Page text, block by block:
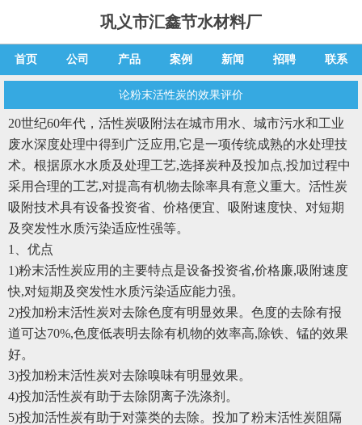
巩义市汇鑫节水材料厂
首页 公司 产品 案例 新闻 招聘 联系
论粉末活性炭的效果评价
20世纪60年代， 活性炭吸附法在城市用水、城市污水和工业
废水深度处理中得到广泛应用,它是一项传统成熟的水处理技
术。根据原水水质及处理工艺,选择炭种及投加点,投加过程中
采用合理的工艺,对提高有机物去除率具有意义重大。活性炭
吸附技术具有设备投资省、价格便宜、吸附速度快、对短期
及突发性水质污染适应性强等。
1、优点
1)粉末活性炭应用的主要特点是设备投资省,价格廉,吸附速度
快,对短期及突发性水质污染适应能力强。
2)投加粉末活性炭对去除色度有明显效果。色度的去除有报
道可达70%,色度低表明去除有机物的效率高,除铁、锰的效果
好。
3)投加粉末活性炭对去除嗅味有明显效果。
4)投加活性炭有助于去除阴离子洗涤剂。
5)投加活性炭有助于对藻类的去除。投加了粉末活性炭阻隔